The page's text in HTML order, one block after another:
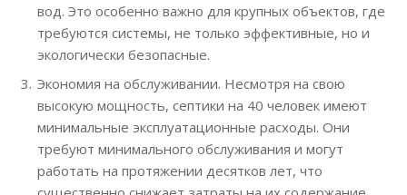
вод. Это особенно важно для крупных объектов, где
требуются системы, не только эффективные, но и
экологически безопасные.
Экономия на обслуживании. Несмотря на свою
высокую мощность, септики на 40 человек имеют
минимальные эксплуатационные расходы. Они
требуют минимального обслуживания и могут
работать на протяжении десятков лет, что